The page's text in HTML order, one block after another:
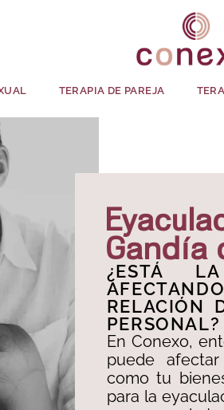
TERAPIA DE PAREJA
Gandía
¿ESTÁ LA
RELACIÓN
PERSONAL?​
En Conexo,
puede
como tu
para la